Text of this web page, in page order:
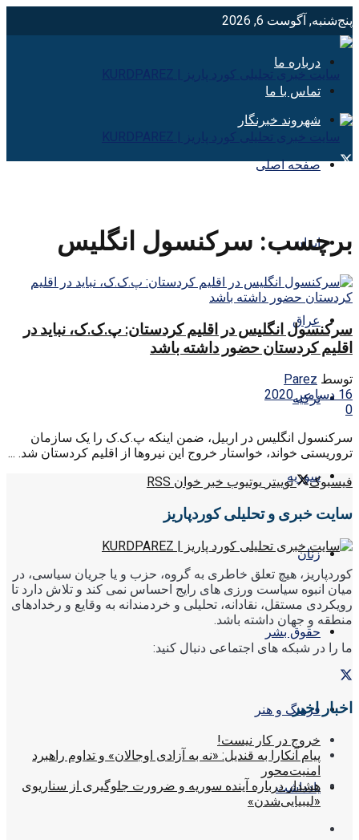
پنج‌شنبه, آگوست 6, 2026
درباره ما
تماس با ما
شهروند خبرنگار
صفحه اصلی
ایران
عراق
ترکیه
سوریه
زنان
حقوق بشر
فرهنگ و هنر
یادداشت
برچسب: سرکنسول انگلیس
سرکنسول انگلیس در اقلیم کردستان: پ.ک.ک، نباید در
اقلیم کردستان حضور داشته باشد
توسط Parez
16 دسامبر 2020
0
سرکنسول انگلیس در اربیل، ضمن اینکه پ.ک.ک را یک سازمان
تروریستی خواند، خواستار خروج این نیروها از اقلیم کردستان شد. ...
فیسبوک
توییتر یوتیوب خبر خوان RSS
سایت خبری و تحلیلی کوردپاریز
کوردپاریز، هیچ تعلق خاطری به گروه، حزب و یا جریان سیاسی، در
میان انبوه سیاست ورزی های رایج احساس نمی کند و تلاش دارد تا
رویکردی مستقل، نقادانه، تحلیلی و خردمندانه به وقایع و رخدادهای
منطقه و جهان داشته باشد.
ما را در شبکه های اجتماعی دنبال کنید:
اخبار اخیر
خروج در کار نیست!
پیام آنکارا به قندیل: «نه به آزادی اوجالان» و تداوم راهبرد
امنیت‌محور
هشدار درباره آینده سوریه و ضرورت جلوگیری از سناریوی
«لیبیایی‌شدن»